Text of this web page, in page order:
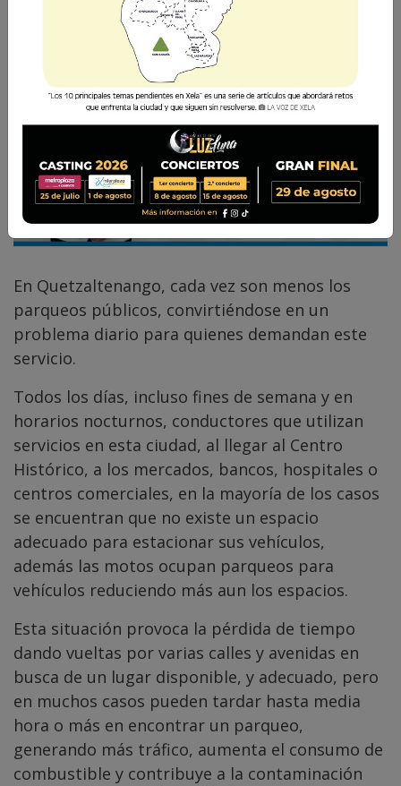
En Quetzaltenango, cada vez son menos los
parqueos públicos, convirtiéndose en un
problema diario para quienes demandan este
servicio.
Todos los días, incluso fines de semana y en
horarios nocturnos, conductores que utilizan
servicios en esta ciudad, al llegar al Centro
Histórico, a los mercados, bancos, hospitales o
centros comerciales, en la mayoría de los casos
se encuentran que no existe un espacio
adecuado para estacionar sus vehículos,
además las motos ocupan parqueos para
vehículos reduciendo más aun los espacios.
Esta situación provoca la pérdida de tiempo
dando vueltas por varias calles y avenidas en
busca de un lugar disponible, y adecuado, pero
en muchos casos pueden tardar hasta media
hora o más en encontrar un parqueo,
generando más tráfico, aumenta el consumo de
combustible y contribuye a la contaminación